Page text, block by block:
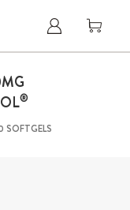
®
SOFTGELS